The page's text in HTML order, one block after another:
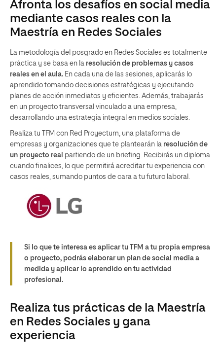
Afronta los desafíos en social media
mediante casos reales con la
Maestría en Redes Sociales
La metodología del posgrado en Redes Sociales es totalmente
práctica y se basa en la resolución de problemas y casos
reales en el aula. En cada una de las sesiones, aplicarás lo
aprendido tomando decisiones estratégicas y ejecutando
planes de acción inmediatos y eficientes. Además, trabajarás
en un proyecto transversal vinculado a una empresa,
desarrollando una estrategia integral en medios sociales.
Realiza tu TFM con Red Proyectum, una plataforma de
empresas y organizaciones que te plantearán la resolución de
un proyecto real partiendo de un briefing. Recibirás un diploma
cuando finalices, lo que permitirá acreditar tu experiencia con
casos reales, sumando puntos de cara a tu futuro laboral.
Si lo que te interesa es aplicar tu TFM a tu propia empresa
o proyecto, podrás elaborar un plan de social media a
medida y aplicar lo aprendido en tu actividad
profesional.
Realiza tus prácticas de la Maestría
en Redes Sociales y gana
experiencia